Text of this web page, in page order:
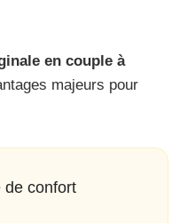
en couple à
majeurs pour
de confort